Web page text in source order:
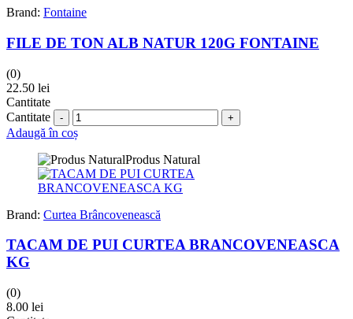
Brand: Fontaine
FILE DE TON ALB NATUR 120G FONTAINE
(0)
22.50 lei
Cantitate
Cantitate
Adaugă în coș
Produs Natural
Brand: Curtea Brâncovenească
TACAM DE PUI CURTEA BRANCOVENEASCA
KG
(0)
8.00 lei